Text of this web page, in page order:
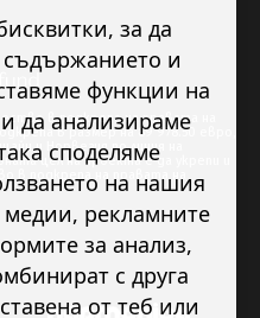
в подкрепа на правата на
в размер на 89 978.50 евро,
и Норвегия по линия на
цел на проекта е да укрепи и
в подкрепа на правата на
за да
и
функции на
да анализираме
споделяме
на нашия
медии, рекламните
за анализ,
с друга
от теб или